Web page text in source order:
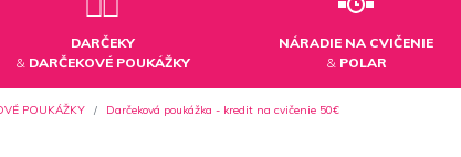
DARČEKY
& DARČEKOVÉ POUKÁŽKY
NÁRADIE NA CVIČENIE
& POLAR
POUKÁŽKY Darčeková poukážka - kredit na cvičenie 50€